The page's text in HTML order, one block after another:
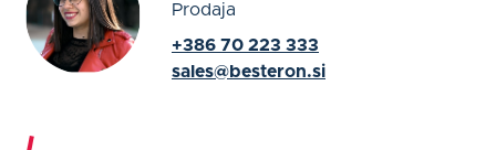
Prodaja
+386 70 223 333
sales@besteron.si